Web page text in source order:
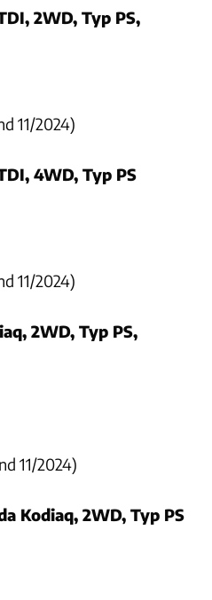
2WD, Typ PS,
11/2024)
4WD, Typ PS
11/2024)
2WD, Typ PS,
11/2024)
Kodiaq, 2WD, Typ PS